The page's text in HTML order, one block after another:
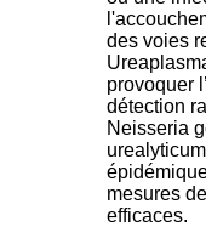
des voies
provoquer
détection
Neisseria
mesures
efficaces.